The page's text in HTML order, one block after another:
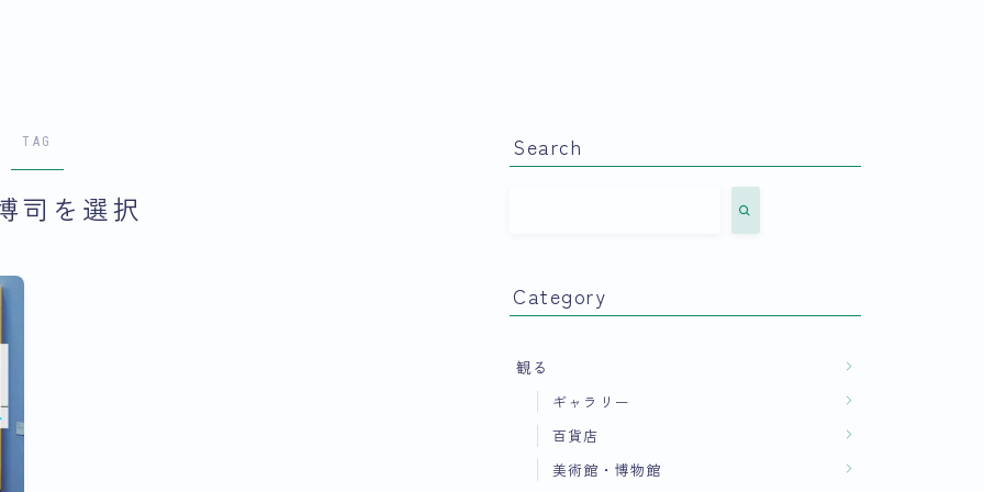
TAG
司を選択
Search
Category
観る
ギャラリー
百貨店
美術館・博物館